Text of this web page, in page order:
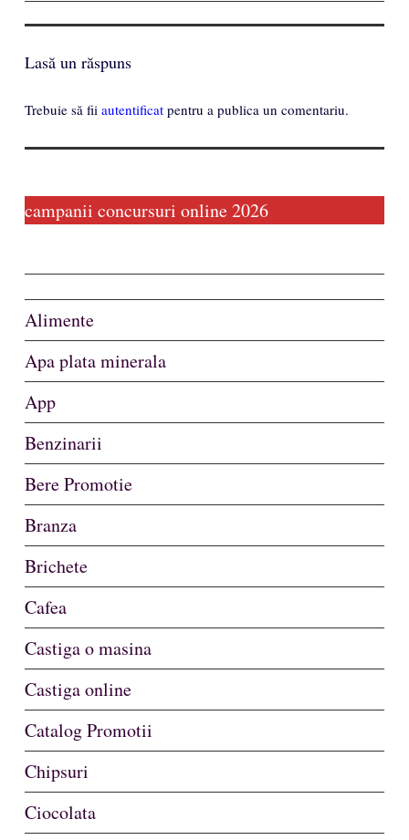
Lasă un răspuns
Trebuie să fii autentificat pentru a publica un comentariu.
campanii concursuri online 2026
Alimente
Apa plata minerala
App
Benzinarii
Bere Promotie
Branza
Brichete
Cafea
Castiga o masina
Castiga online
Catalog Promotii
Chipsuri
Ciocolata